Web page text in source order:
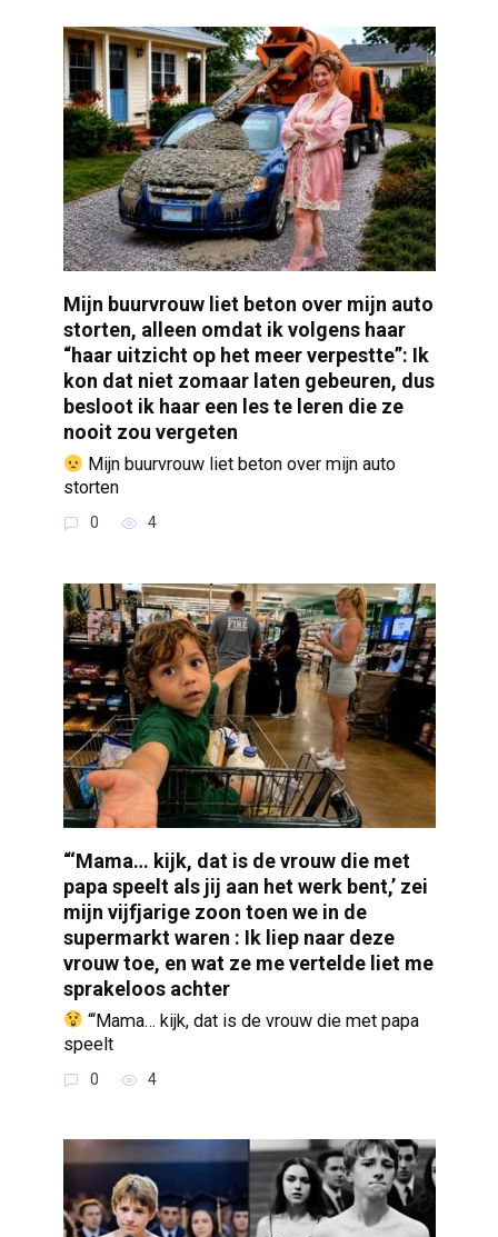
Mijn buurvrouw liet beton over mijn auto
storten, alleen omdat ik volgens haar
“haar uitzicht op het meer verpestte”: Ik
kon dat niet zomaar laten gebeuren, dus
besloot ik haar een les te leren die ze
nooit zou vergeten
Mijn buurvrouw liet beton over mijn auto
storten
0 4
“‘Mama… kijk, dat is de vrouw die met
papa speelt als jij aan het werk bent,’ zei
mijn vijfjarige zoon toen we in de
supermarkt waren : Ik liep naar deze
vrouw toe, en wat ze me vertelde liet me
sprakeloos achter
“‘Mama… kijk, dat is de vrouw die met papa
speelt
0 4